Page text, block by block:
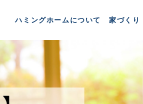
ハミングホームについて 家づくり